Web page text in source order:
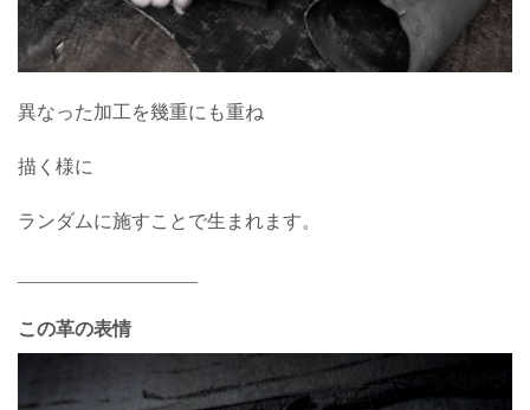
異なった加工を幾重にも重ね
描く様に
ランダムに施すことで生まれます。
この革の表情